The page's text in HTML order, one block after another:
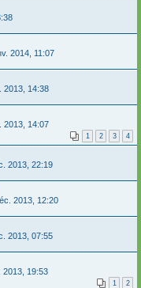
2014, 11:07
2013, 14:38
2013, 14:07
1 2 3 4
2013, 22:19
2013, 12:20
2013, 07:55
2013, 19:53
1 2